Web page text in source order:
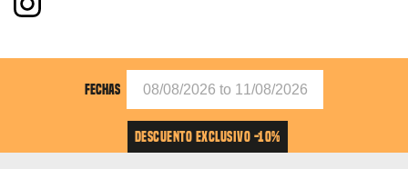
FECHAS
DESCUENTO EXCLUSIVO -10%